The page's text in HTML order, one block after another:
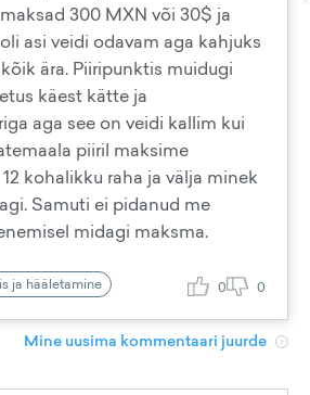
300 MXN või 30$ ja
asi veidi odavam aga kahjuks
ära. Piiripunktis muidugi
käest kätte ja
aga see on veidi kallim kui
piiril maksime
kohalikku raha ja välja minek
Samuti ei pidanud me
midagi maksma.
ja hääletamine 0 0
Mine uusima kommentaari juurde